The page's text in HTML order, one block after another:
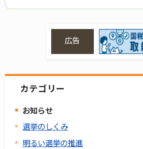
広告
カテゴリー
お知らせ
選挙のしくみ
明るい選挙の推進